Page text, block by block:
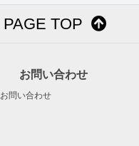
PAGE TOP
お問い合わせ
お問い合わせ